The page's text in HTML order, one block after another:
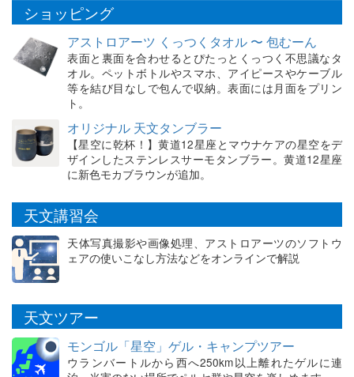
ショッピング
アストロアーツ くっつくタオル 〜 包むーん
表面と裏面を合わせるとぴたっとくっつく不思議なタ
オル。ペットボトルやスマホ、アイピースやケーブル
等を結び目なしで包んで収納。表面には月面をプリン
ト。
オリジナル 天文タンブラー
【星空に乾杯！】黄道12星座とマウナケアの星空をデ
ザインしたステンレスサーモタンブラー。黄道12星座
に新色モカブラウンが追加。
天文講習会
天体写真撮影や画像処理、アストロアーツのソフトウ
ェアの使いこなし方法などをオンラインで解説
天文ツアー
モンゴル「星空」ゲル・キャンプツアー
ウランバートルから西へ250km以上離れたゲルに連